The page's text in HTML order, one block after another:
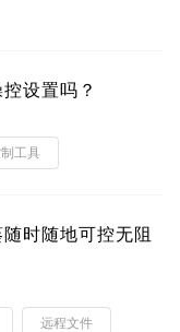
设置吗？
工具
时随地可控无阻
远程文件